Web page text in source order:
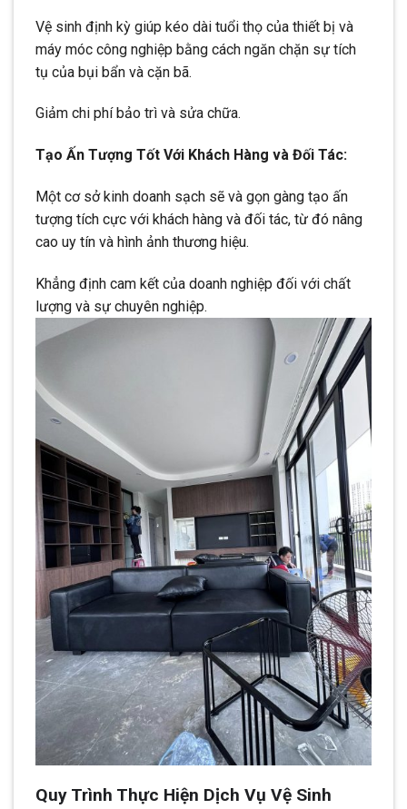
Vệ sinh định kỳ giúp kéo dài tuổi thọ của thiết bị và
máy móc công nghiệp bằng cách ngăn chặn sự tích
tụ của bụi bẩn và cặn bã.
Giảm chi phí bảo trì và sửa chữa.
Tạo Ấn Tượng Tốt Với Khách Hàng và Đối Tác:
Một cơ sở kinh doanh sạch sẽ và gọn gàng tạo ấn
tượng tích cực với khách hàng và đối tác, từ đó nâng
cao uy tín và hình ảnh thương hiệu.
Khẳng định cam kết của doanh nghiệp đối với chất
lượng và sự chuyên nghiệp.
Quy Trình Thực Hiện Dịch Vụ Vệ Sinh